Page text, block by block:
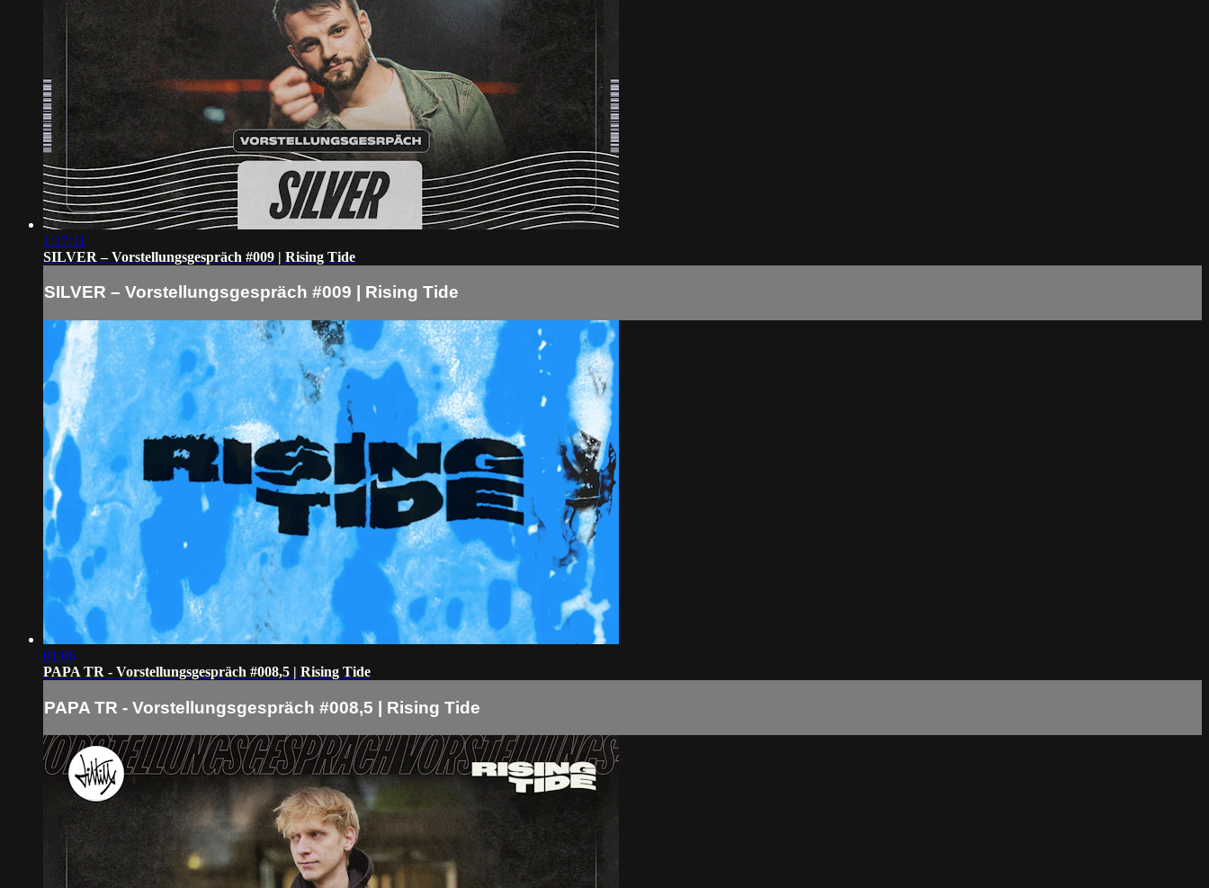
1:17:11
SILVER – Vorstellungsgespräch #009 | Rising Tide
SILVER – Vorstellungsgespräch #009 | Rising Tide
01:06
PAPA TR - Vorstellungsgespräch #008,5 | Rising Tide
PAPA TR - Vorstellungsgespräch #008,5 | Rising Tide